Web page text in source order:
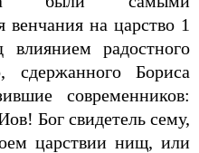
на царство 1
влиянием радостного
сдержанного Бориса
современников:
Бог свидетель сему,
царствии нищ, или